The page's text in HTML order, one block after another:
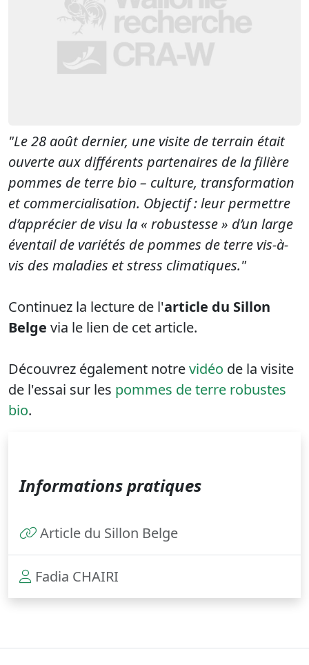
"Le 28 août dernier, une visite de terrain était
ouverte aux différents partenaires de la filière
pommes de terre bio – culture, transformation
et commercialisation. Objectif : leur permettre
d’apprécier de visu la « robustesse » d’un large
éventail de variétés de pommes de terre vis-à-
vis des maladies et stress climatiques."
Continuez la lecture de l'article du Sillon
Belge via le lien de cet article.
Découvrez également notrevidéo de la visite
de l'essai sur les pommes de terre robustes
bio.
Informations pratiques
Article du Sillon Belge
Fadia CHAIRI